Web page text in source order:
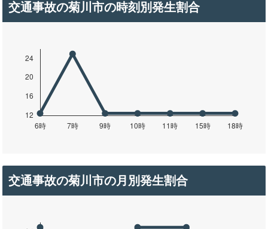
交通事故の菊川市の時刻別発生割合
交通事故の菊川市の月別発生割合